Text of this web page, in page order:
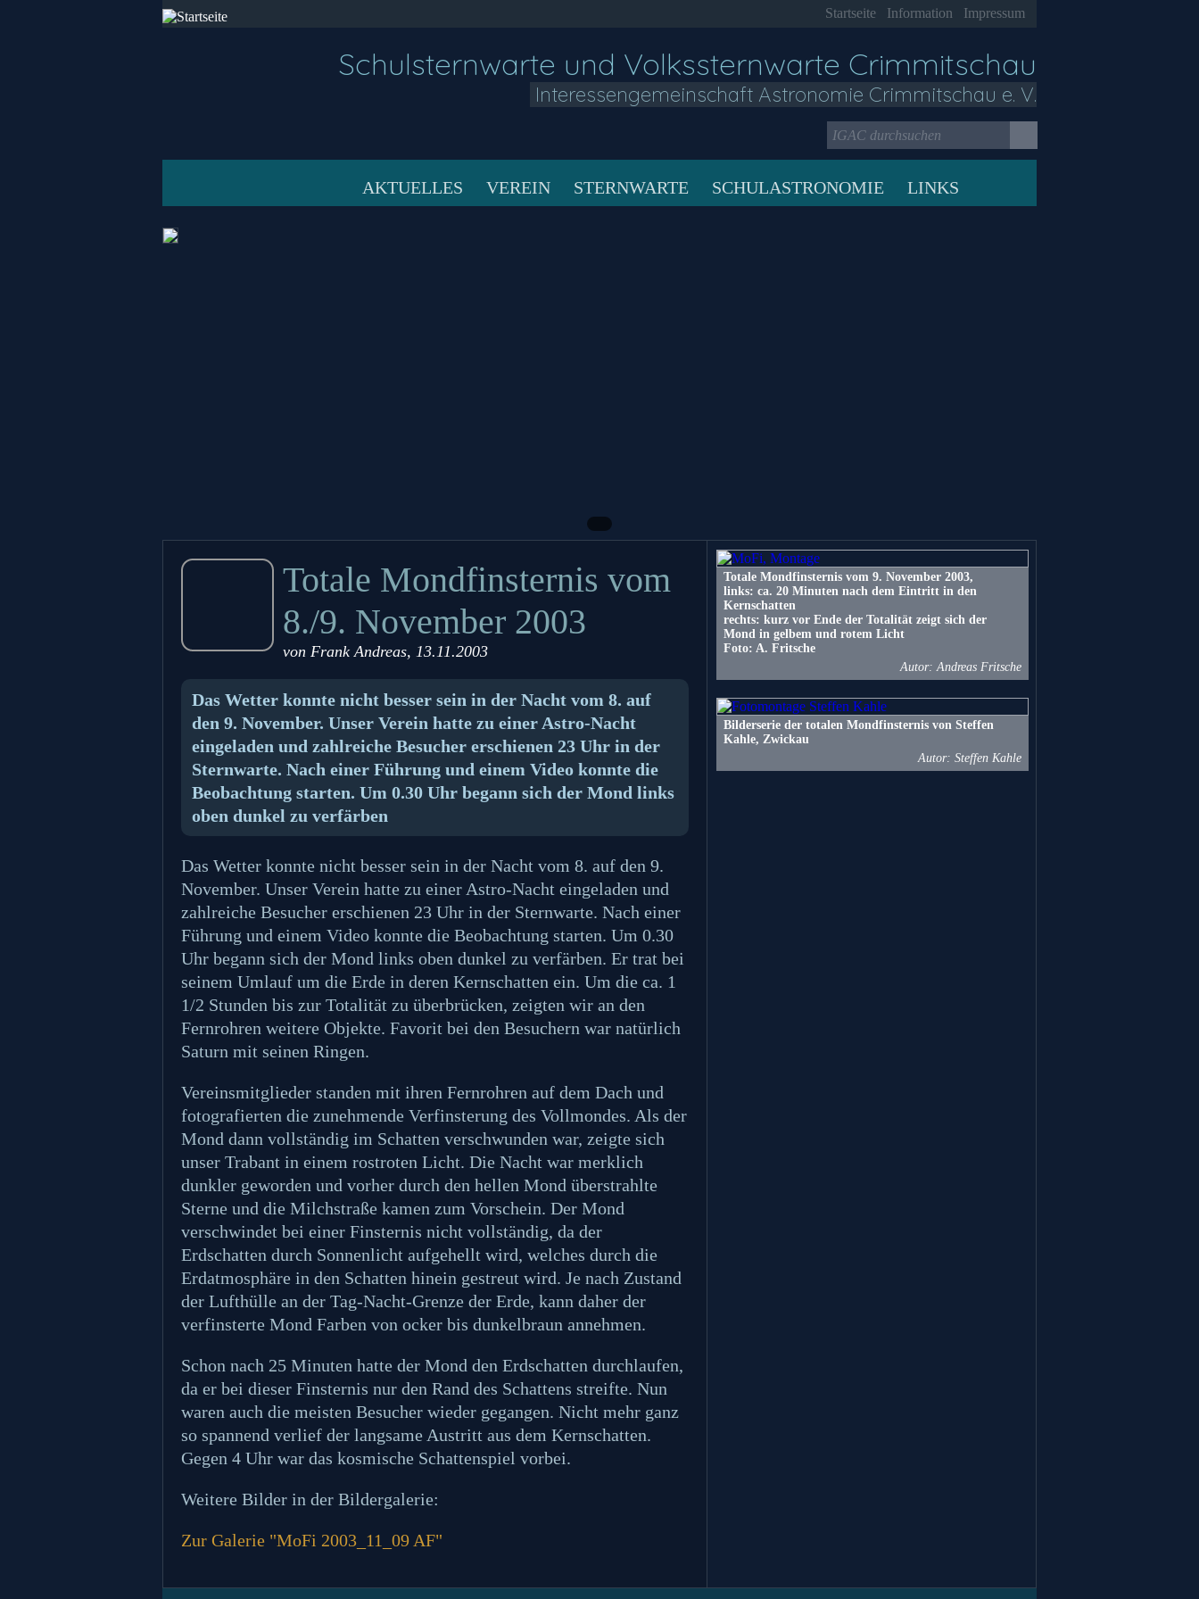
Startseite Information Impressum
Schulsternwarte und Volkssternwarte Crimmitschau
Interessengemeinschaft Astronomie Crimmitschau e. V.
AKTUELLES VEREIN STERNWARTE SCHULASTRONOMIE LINKS
Totale Mondfinsternis vom
8./9. November 2003
von Frank Andreas, 13.11.2003
Das Wetter konnte nicht besser sein in der Nacht vom 8. auf
den 9. November. Unser Verein hatte zu einer Astro-Nacht
eingeladen und zahlreiche Besucher erschienen 23 Uhr in der
Sternwarte. Nach einer Führung und einem Video konnte die
Beobachtung starten. Um 0.30 Uhr begann sich der Mond links
oben dunkel zu verfärben
Das Wetter konnte nicht besser sein in der Nacht vom 8. auf den 9.
November. Unser Verein hatte zu einer Astro-Nacht eingeladen und
zahlreiche Besucher erschienen 23 Uhr in der Sternwarte. Nach einer
Führung und einem Video konnte die Beobachtung starten. Um 0.30
Uhr begann sich der Mond links oben dunkel zu verfärben. Er trat bei
seinem Umlauf um die Erde in deren Kernschatten ein. Um die ca. 1
1/2 Stunden bis zur Totalität zu überbrücken, zeigten wir an den
Fernrohren weitere Objekte. Favorit bei den Besuchern war natürlich
Saturn mit seinen Ringen.
Vereinsmitglieder standen mit ihren Fernrohren auf dem Dach und
fotografierten die zunehmende Verfinsterung des Vollmondes. Als der
Mond dann vollständig im Schatten verschwunden war, zeigte sich
unser Trabant in einem rostroten Licht. Die Nacht war merklich
dunkler geworden und vorher durch den hellen Mond überstrahlte
Sterne und die Milchstraße kamen zum Vorschein. Der Mond
verschwindet bei einer Finsternis nicht vollständig, da der
Erdschatten durch Sonnenlicht aufgehellt wird, welches durch die
Erdatmosphäre in den Schatten hinein gestreut wird. Je nach Zustand
der Lufthülle an der Tag-Nacht-Grenze der Erde, kann daher der
verfinsterte Mond Farben von ocker bis dunkelbraun annehmen.
Schon nach 25 Minuten hatte der Mond den Erdschatten durchlaufen,
da er bei dieser Finsternis nur den Rand des Schattens streifte. Nun
waren auch die meisten Besucher wieder gegangen. Nicht mehr ganz
so spannend verlief der langsame Austritt aus dem Kernschatten.
Gegen 4 Uhr war das kosmische Schattenspiel vorbei.
Weitere Bilder in der Bildergalerie:
Zur Galerie "MoFi 2003_11_09 AF"
Totale Mondfinsternis vom 9. November 2003,
links: ca. 20 Minuten nach dem Eintritt in den
Kernschatten
rechts: kurz vor Ende der Totalität zeigt sich der
Mond in gelbem und rotem Licht
Foto: A. Fritsche
Autor: Andreas Fritsche
Bilderserie der totalen Mondfinsternis von Steffen
Kahle, Zwickau
Autor: Steffen Kahle